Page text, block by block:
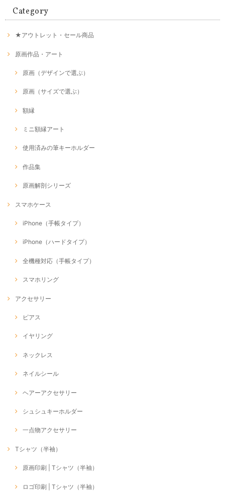
Category
★アウトレット・セール商品
原画作品・アート
原画（デザインで選ぶ）
原画（サイズで選ぶ）
額縁
ミニ額縁アート
使用済みの筆キーホルダー
作品集
原画解剖シリーズ
スマホケース
iPhone（手帳タイプ）
iPhone（ハードタイプ）
全機種対応（手帳タイプ）
スマホリング
アクセサリー
ピアス
イヤリング
ネックレス
ネイルシール
ヘアーアクセサリー
シュシュキーホルダー
一点物アクセサリー
Tシャツ（半袖）
原画印刷 | Tシャツ（半袖）
ロゴ印刷 | Tシャツ（半袖）